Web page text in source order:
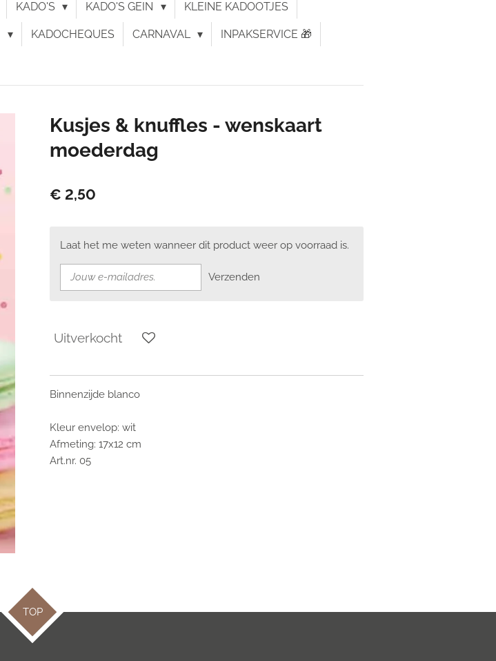
KADO'S KADO'S GEIN KLEINE KADOOTJES
KADOCHEQUES CARNAVAL INPAKSERVICE 🎁
Kusjes & knuffles - wenskaart
moederdag
€ 2,50
Laat het me weten wanneer dit product weer op voorraad is.
Verzenden
Uitverkocht
Binnenzijde blanco
Kleur envelop: wit
Afmeting: 17x12 cm
Art.nr. 05
TOP